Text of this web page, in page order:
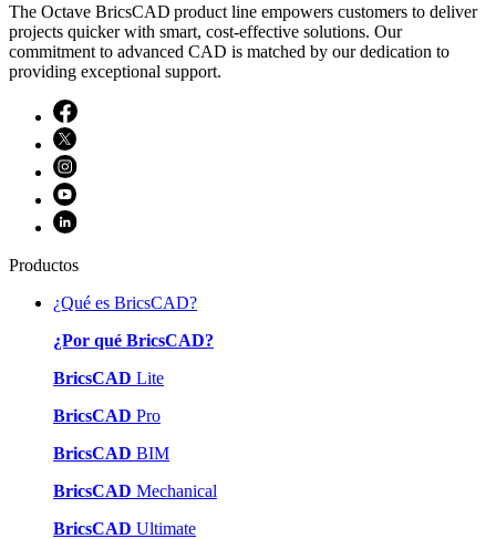
The Octave BricsCAD product line empowers customers to deliver
projects quicker with smart, cost-effective solutions. Our
commitment to advanced CAD is matched by our dedication to
providing exceptional support.
Productos
¿Qué es BricsCAD?
¿Por qué BricsCAD?
BricsCAD Lite
BricsCAD Pro
BricsCAD BIM
BricsCAD Mechanical
BricsCAD Ultimate